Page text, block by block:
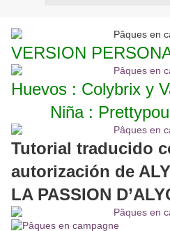
VERSION
Huevos : Colybrix y
Niña :
Tutorial traducido
autorización de
LA PASSION